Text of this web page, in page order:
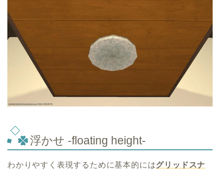
浮かせ -floating height-
わかりやすく表現するために基本的にはグリッドスナ